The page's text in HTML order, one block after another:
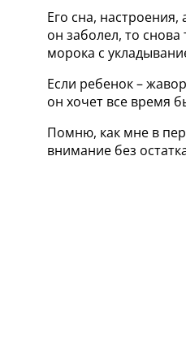
Его сна,
он заболел, то
морока с
Если ребенок –
он хочет все время
Помню, как мне в
внимание без